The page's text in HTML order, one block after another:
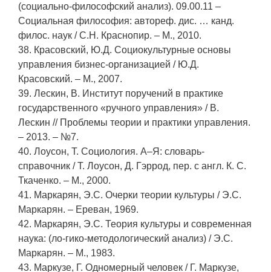
(социально-философский анализ). 09.00.11 –
Социальная философия: автореф. дис. … канд.
филос. наук / С.Н. Краснопир. – М., 2010.
38. Красовский, Ю.Д. Социокультурные основы
управления бизнес-организацией / Ю.Д.
Красовский. – М., 2007.
39. Лескин, В. Институт поручений в практике
государственного «ручного управления» / В.
Лескин // Проблемы теории и практики управления.
– 2013. – №7.
40. Лоусон, Т. Социология. А–Я: словарь-
справочник / Т. Лоусон, Д. Гэррод, пер. с англ. К. С.
Ткаченко. – М., 2000.
41. Маркарян, Э.С. Очерки теории культуры / Э.С.
Маркарян. – Ереван, 1969.
42. Маркарян, Э.С. Теория культуры и современная
наука: (ло-гико-методологический анализ) / Э.С.
Маркарян. – М., 1983.
43. Маркузе, Г. Одномерный человек / Г. Маркузе,